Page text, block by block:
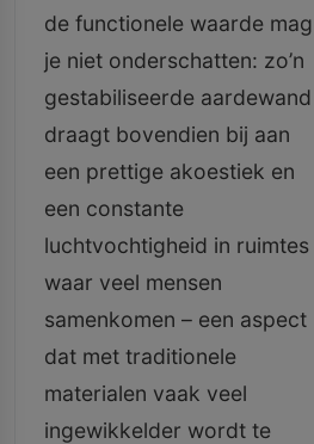
de functionele waarde mag
je niet onderschatten: zo’n
gestabiliseerde aardewand
draagt bovendien bij aan
een prettige akoestiek en
een constante
luchtvochtigheid in ruimtes
waar veel mensen
samenkomen – een aspect
dat met traditionele
materialen vaak veel
ingewikkelder wordt te